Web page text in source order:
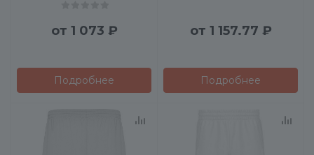
от 1 073 ₽
Подробнее
от 1 157.77 ₽
Подробнее